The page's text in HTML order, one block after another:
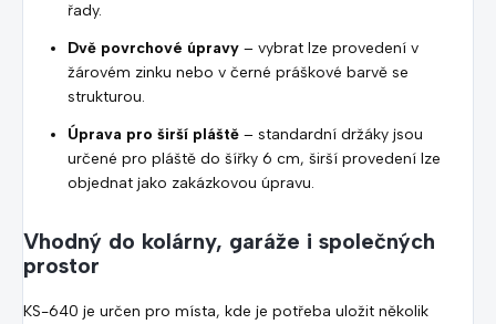
řady.
Dvě povrchové úpravy – vybrat lze provedení v
žárovém zinku nebo v černé práškové barvě se
strukturou.
Úprava pro širší pláště – standardní držáky jsou
určené pro pláště do šířky 6 cm, širší provedení lze
objednat jako zakázkovou úpravu.
Vhodný do kolárny, garáže i společných
prostor
KS-640 je určen pro místa, kde je potřeba uložit několik